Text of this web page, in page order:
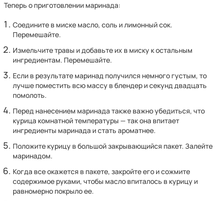
Теперь о приготовлении маринада:
Соедините в миске масло, соль и лимонный сок.
Перемешайте.
Измельчите травы и добавьте их в миску к остальным
ингредиентам. Перемешайте.
Если в результате маринад получился немного густым, то
лучше поместить всю массу в блендер и секунд двадцать
помолоть.
Перед нанесением маринада также важно убедиться, что
курица комнатной температуры — так она впитает
ингредиенты маринада и стать ароматнее.
Положите курицу в большой закрывающийся пакет. Залейте
маринадом.
Когда все окажется в пакете, закройте его и сожмите
содержимое руками, чтобы масло впиталось в курицу и
равномерно покрыло ее.